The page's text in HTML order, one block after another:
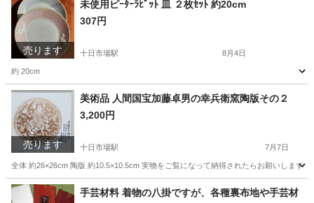
売ります
未使用ピｰﾀｰﾗﾋﾞｯﾄ 皿 ２枚ｾｯﾄ 約20cm
307円
十日市場駅 8月4日
約 20cm
神奈川 横浜市 十日市場駅 食器 ピーターラビット
売ります
美術品 人間国宝加藤卓男の幸兵衛窯陶版その２
3,200円
十日市場駅 7月7日
全体 約26×26cm 陶版 約10.5×10.5cm 実物をご覧になって納得されたらお願いします
神奈川 横浜市 十日市場駅 その他
手芸材料 着物の八掛ですが、各種裏布地や手芸材